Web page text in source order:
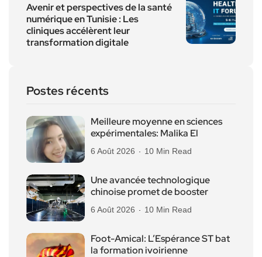
Avenir et perspectives de la santé
numérique en Tunisie : Les
cliniques accélèrent leur
transformation digitale
Postes récents
Meilleure moyenne en sciences
expérimentales: Malika El
6 Août 2026 10 Min Read
Une avancée technologique
chinoise promet de booster
6 Août 2026 10 Min Read
Foot-Amical: L’Espérance ST bat
la formation ivoirienne